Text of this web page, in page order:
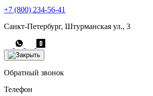
+7 (800) 234-56-41
Санкт-Петербург, Штурманская ул., 3
Обратный звонок
Телефон